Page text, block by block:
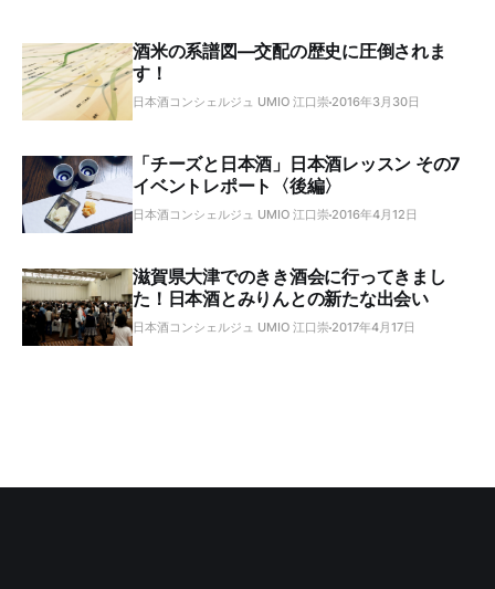
酒米の系譜図―交配の歴史に圧倒されま
す！
日本酒コンシェルジュ UMIO 江口崇 2016年3月30日
「チーズと日本酒」日本酒レッスン その7
イベントレポート〈後編〉
日本酒コンシェルジュ UMIO 江口崇 2016年4月12日
滋賀県大津でのきき酒会に行ってきまし
た！日本酒とみりんとの新たな出会い
日本酒コンシェルジュ UMIO 江口崇 2017年4月17日